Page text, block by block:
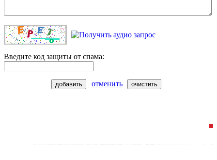
Введите код защиты от спама:
добавить отменить очистить